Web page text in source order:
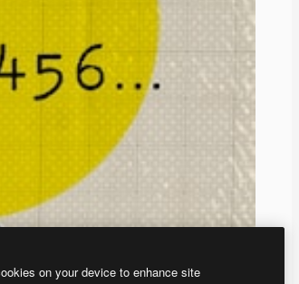
on your device to enhance site